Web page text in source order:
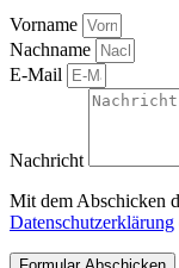
Vorname
Nachname
E-Mail
Nachricht
Mit dem Abschicken
Datenschutzerklärung